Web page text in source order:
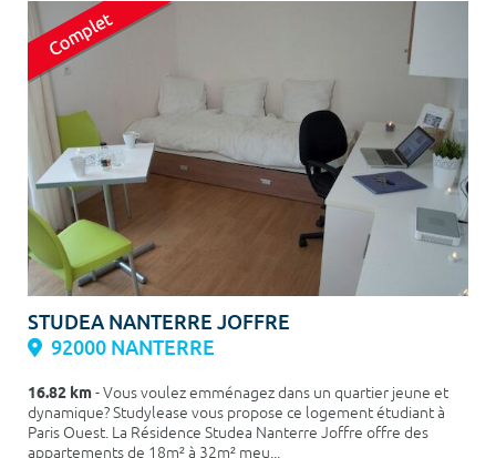
STUDEA NANTERRE JOFFRE
92000 NANTERRE
16.82 km- Vous voulez emménagez dans un quartier jeune et
dynamique? Studylease vous propose ce logement étudiant à
Paris Ouest. La Résidence Studea Nanterre Joffre offre des
appartements de 18m² à 32m² meu...